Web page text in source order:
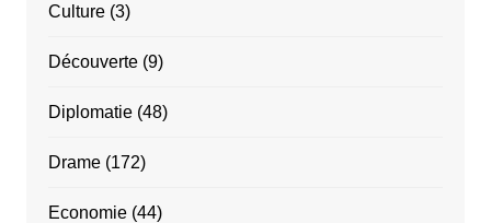
Culture(3)
Découverte(9)
Diplomatie(48)
Drame(172)
Economie(44)